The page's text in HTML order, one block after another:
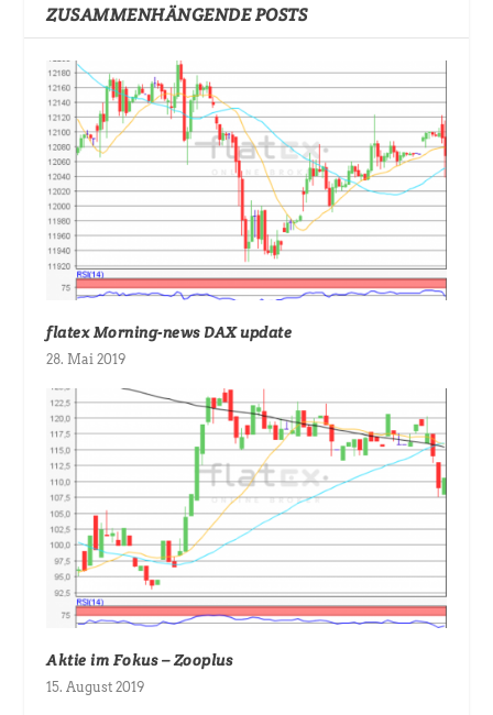
ZUSAMMENHÄNGENDE POSTS
flatex Morning-news DAX update
28. Mai 2019
Aktie im Fokus – Zooplus
15. August 2019